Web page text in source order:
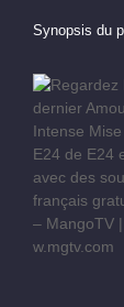
Synopsis du